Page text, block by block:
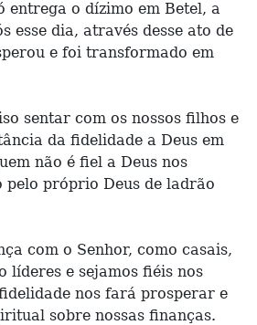
entrega o dízimo em Betel, a
esse dia, através desse ato de
e foi transformado em
sentar com os nossos filhos e
da fidelidade a Deus em
não é fiel a Deus nos
pelo próprio Deus de ladrão
com o Senhor, como casais,
líderes e sejamos fiéis nos
nos fará prosperar e
sobre nossas finanças.